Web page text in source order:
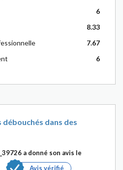
6
8.33
7.67
6
dans des
a donné son avis le
Avis vérifié